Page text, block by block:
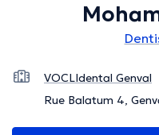
VOCLIdental Genval
Rue Balatum 4,